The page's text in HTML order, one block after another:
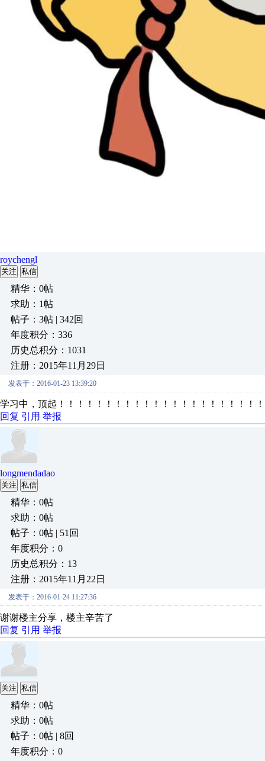
roychengl
关注 私信
精华：0帖
求助：1帖
帖子：3帖 | 342回
年度积分：336
历史总积分：1031
注册：2015年11月29日
发表于：2016-01-23 13:39:20
学习中，顶起！！！！！！！！！！！！！！！！！！！！！
回复 引用 举报
longmendadao
关注 私信
精华：0帖
求助：0帖
帖子：0帖 | 51回
年度积分：0
历史总积分：13
注册：2015年11月22日
发表于：2016-01-24 11:27:36
谢谢楼主分享，楼主辛苦了
回复 引用 举报
关注 私信
精华：0帖
求助：0帖
帖子：0帖 | 8回
年度积分：0